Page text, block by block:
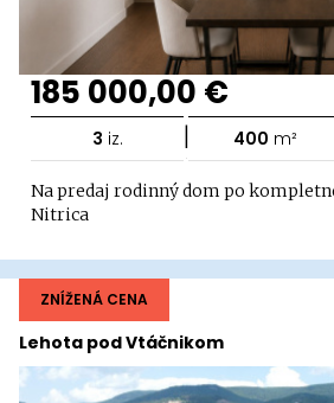
185 000,00 €
3 iz. | 400 m²
Na predaj rodinný dom po
Nitrica
Lehota pod Vtáčnikom
ZNÍŽENÁ CENA